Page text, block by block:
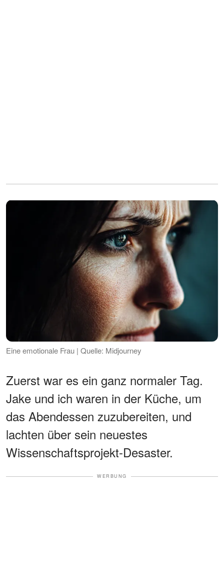
Eine emotionale Frau | Quelle: Midjourney
Zuerst war es ein ganz normaler Tag.
Jake und ich waren in der Küche, um
das Abendessen zuzubereiten, und
lachten über sein neuestes
Wissenschaftsprojekt-Desaster.
WERBUNG